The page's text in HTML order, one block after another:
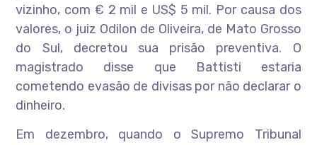
vizinho, com € 2 mil e US$ 5 mil. Por causa dos
valores, o juiz Odilon de Oliveira, de Mato Grosso
do Sul, decretou sua prisão preventiva. O
magistrado disse que Battisti estaria
cometendo evasão de divisas por não declarar o
dinheiro.
Em dezembro, quando o Supremo Tribunal